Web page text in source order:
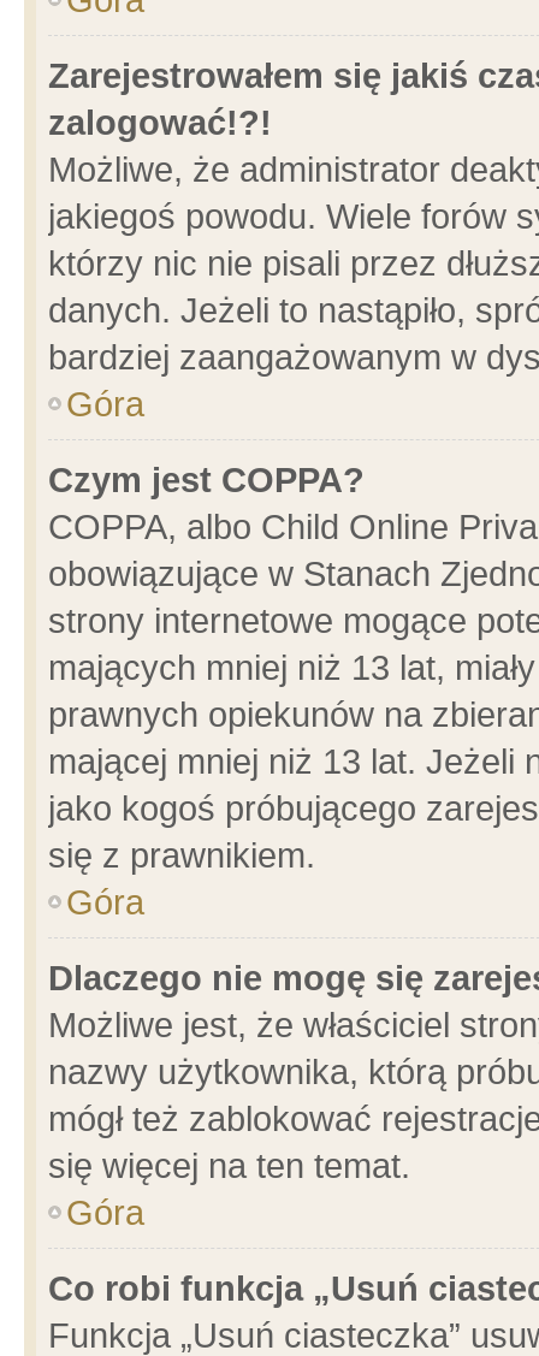
Zarejestrowałem się jakiś
zalogować!?!
Możliwe, że administrator
jakiegoś powodu. Wiele forów
którzy nic nie pisali przez
danych. Jeżeli to nastąpiło,
bardziej zaangażowanym w
Góra
Czym jest COPPA?
COPPA, albo Child Online
obowiązujące w Stanach
strony internetowe mogące
mających mniej niż 13 lat,
prawnych opiekunów na
mającej mniej niż 13 lat. Jeżeli
jako kogoś próbującego
się z prawnikiem.
Góra
Dlaczego nie mogę się
Możliwe jest, że właściciel
nazwy użytkownika, którą
mógł też zablokować
się więcej na ten temat.
Góra
Co robi funkcja „Usuń
Funkcja „Usuń ciasteczka”